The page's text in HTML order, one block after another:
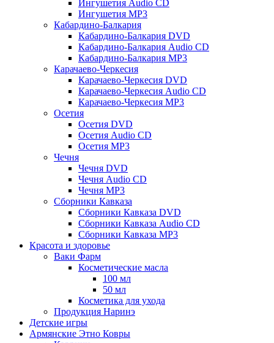
Ингушетия Audio CD
Ингушетия MP3
Кабардино-Балкария
Кабардино-Балкария DVD
Кабардино-Балкария Audio CD
Кабардино-Балкария MP3
Карачаево-Черкесия
Карачаево-Черкесия DVD
Карачаево-Черкесия Audio CD
Карачаево-Черкесия MP3
Осетия
Осетия DVD
Осетия Audio CD
Осетия MP3
Чечня
Чечня DVD
Чечня Audio CD
Чечня MP3
Сборники Кавказа
Сборники Кавказа DVD
Сборники Кавказа Audio CD
Сборники Кавказа MP3
Красота и здоровье
Ваки Фарм
Косметические масла
100 мл
50 мл
Косметика для ухода
Продукция Наринэ
Детские игры
Армянские Этно Ковры